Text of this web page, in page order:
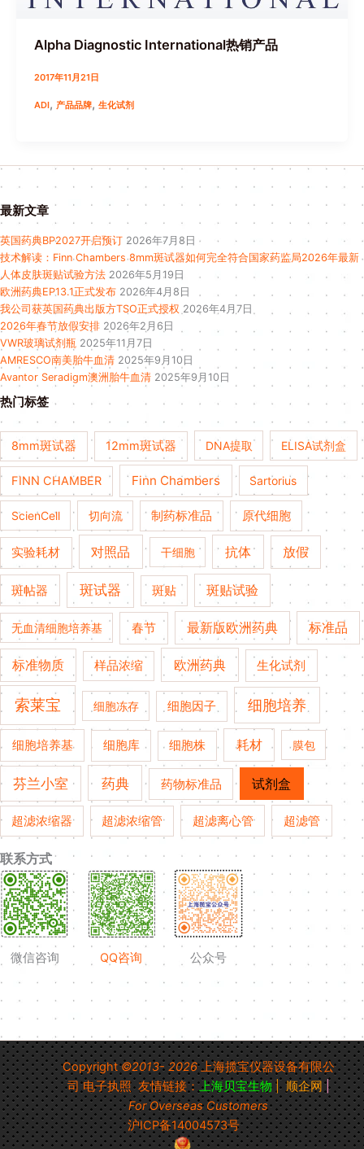
Alpha Diagnostic International热销产品
2017年11月21日
ADI, 产品品牌, 生化试剂
最新文章
英国药典BP2027开启预订 2026年7月8日
技术解读：Finn Chambers 8mm斑试器如何完全符合国家药监局2026年最新
人体皮肤斑贴试验方法 2026年5月19日
欧洲药典EP13.1正式发布 2026年4月8日
我公司获英国药典出版方TSO正式授权 2026年4月7日
2026年春节放假安排 2026年2月6日
VWR玻璃试剂瓶 2025年11月7日
AMRESCO南美胎牛血清 2025年9月10日
Avantor Seradigm澳洲胎牛血清 2025年9月10日
热门标签
8mm斑试器 12mm斑试器 DNA提取 ELISA试剂盒
FINN CHAMBER Finn Chambers Sartorius
ScienCell 切向流 制药标准品 原代细胞
实验耗材 对照品 干细胞 抗体 放假
斑帖器 斑试器 斑贴 斑贴试验
无血清细胞培养基 春节 最新版欧洲药典 标准品
标准物质 样品浓缩 欧洲药典 生化试剂
索莱宝 细胞冻存 细胞因子 细胞培养
细胞培养基 细胞库 细胞株 耗材 膜包
芬兰小室 药典 药物标准品 试剂盒
超滤浓缩器 超滤浓缩管 超滤离心管 超滤管
联系方式
微信咨询 QQ咨询 公众号
Copyright©2013- 2026上海揽宝仪器设备有限公
司电子执照友情链接：上海贝宝生物 | 顺企网 |
For Overseas Customers
沪ICP备14004573号